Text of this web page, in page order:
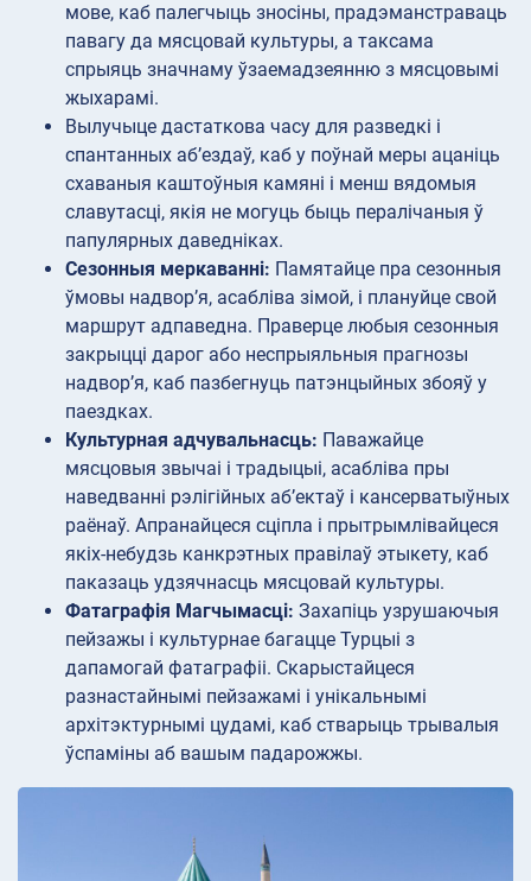
мове, каб палегчыць зносіны, прадэманстраваць
павагу да мясцовай культуры, а таксама
спрыяць значнаму ўзаемадзеянню з мясцовымі
жыхарамі.
Вылучыце дастаткова часу для разведкі і
спантанных аб’ездаў, каб у поўнай меры ацаніць
схаваныя каштоўныя камяні і менш вядомыя
славутасці, якія не могуць быць пералічаныя ў
папулярных даведніках.
Сезонныя меркаванні: Памятайце пра сезонныя
ўмовы надвор’я, асабліва зімой, і плануйце свой
маршрут адпаведна. Праверце любыя сезонныя
закрыцці дарог або неспрыяльныя прагнозы
надвор’я, каб пазбегнуць патэнцыйных збояў у
паездках.
Культурная адчувальнасць: Паважайце
мясцовыя звычаі і традыцыі, асабліва пры
наведванні рэлігійных аб’ектаў і кансерватыўных
раёнаў. Апранайцеся сціпла і прытрымлівайцеся
якіх-небудзь канкрэтных правілаў этыкету, каб
паказаць удзячнасць мясцовай культуры.
Фатаграфія Магчымасці: Захапіць узрушаючыя
пейзажы і культурнае багацце Турцыі з
дапамогай фатаграфіі. Скарыстайцеся
разнастайнымі пейзажамі і унікальнымі
архітэктурнымі цудамі, каб стварыць трывалыя
ўспаміны аб вашым падарожжы.